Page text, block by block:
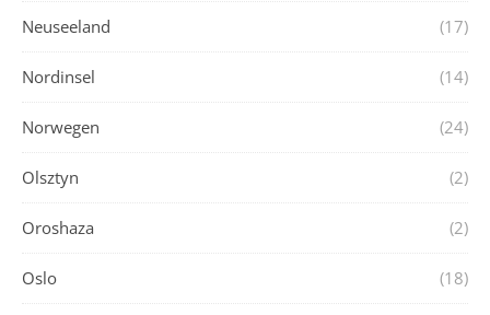
Neuseeland (17)
Nordinsel (14)
Norwegen (24)
Olsztyn (2)
Oroshaza (2)
Oslo (18)